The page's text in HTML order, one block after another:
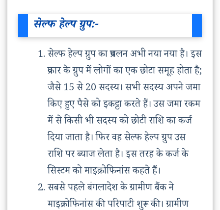
सेल्फ हेल्प ग्रुप:-
सेल्फ हेल्प ग्रुप का प्रचलन अभी नया नया है। इस
प्रकार के ग्रुप में लोगों का एक छोटा समूह होता है;
जैसे 15 से 20 सदस्य। सभी सदस्य अपने जमा
किए हुए पैसे को इकट्ठा करते हैं। उस जमा रकम
में से किसी भी सदस्य को छोटी राशि का कर्ज
दिया जाता है। फिर वह सेल्फ हेल्प ग्रुप उस
राशि पर ब्याज लेता है। इस तरह के कर्ज के
सिस्टम को माइक्रोफिनांस कहते हैं।
सबसे पहले बंगलादेश के ग्रामीण बैंक ने
माइक्रोफिनांस की परिपाटी शुरू की। ग्रामीण